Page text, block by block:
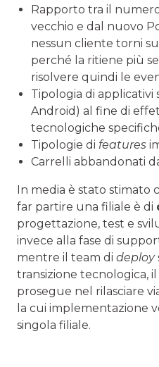
Rapporto tra il
vecchio e dal nuovo
nessun cliente torni
perché la ritiene più
risolvere quindi le
Tipologia di applicativi
Android) al fine di
tecnologiche
Tipologie di features
Carrelli abbandonati
In media è stato stimato
far partire una filiale è di
progettazione, test e
invece alla fase di
mentre il team di deploy
transizione tecnologica,
prosegue nel rilasciare
la cui implementazione
singola filiale.